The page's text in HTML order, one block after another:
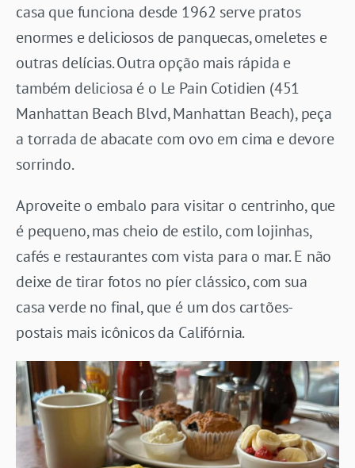
casa que funciona desde 1962 serve pratos
enormes e deliciosos de panquecas, omeletes e
outras delícias. Outra opção mais rápida e
também deliciosa é o Le Pain Cotidien (451
Manhattan Beach Blvd, Manhattan Beach), peça
a torrada de abacate com ovo em cima e devore
sorrindo.
Aproveite o embalo para visitar o centrinho, que
é pequeno, mas cheio de estilo, com lojinhas,
cafés e restaurantes com vista para o mar. E não
deixe de tirar fotos no píer clássico, com sua
casa verde no final, que é um dos cartões-
postais mais icônicos da Califórnia.